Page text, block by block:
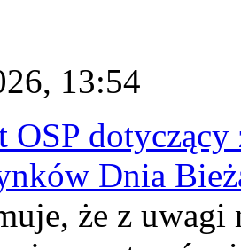
13:54
dotyczący
Dnia
że z uwagi